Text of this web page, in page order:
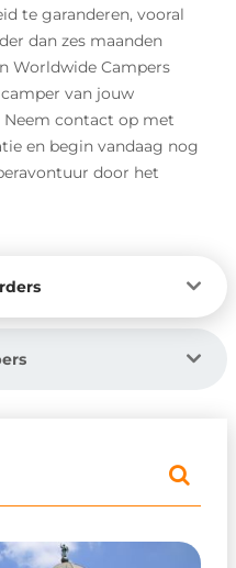
te garanderen, vooral
dan zes maanden
Worldwide Campers
van jouw
Neem contact op met
en begin vandaag nog
door het